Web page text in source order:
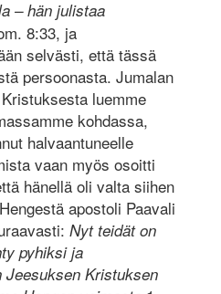
– hän julistaa
8:33, ja
selvästi, että tässä
persoonasta. Jumalan
luemme
kohdassa,
halvaantuneelle
vaan myös osoitti
hänellä oli valta siihen
apostoli Paavali
Nyt teidät on
pyhiksi ja
Jeesuksen Kristuksen